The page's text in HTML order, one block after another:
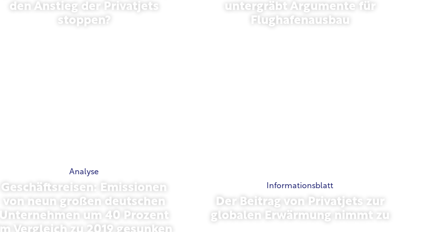
den Anstieg der Privatjets
stoppen?
untergräbt Argumente für
Flughafenausbau
Analyse
Geschäftsreisen: Emissionen
von neun großen deutschen
Unternehmen um 40 Prozent
Informationsblatt
Der Beitrag von Privatjets zur
globalen Erwärmung nimmt zu